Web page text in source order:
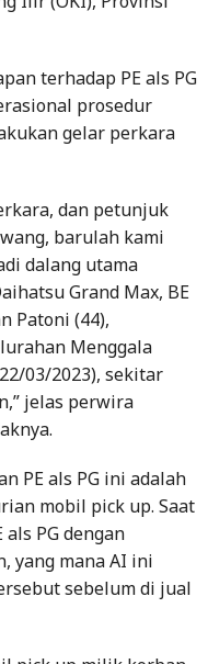
prosedur
gelar perkara
barulah kami
dalang utama
Grand Max, BE
Patoni (44),
Menggala
03/2023), sekitar
jelas perwira
mobil pick up. Saat
PG dengan
yang mana AI ini
sebelum di jual